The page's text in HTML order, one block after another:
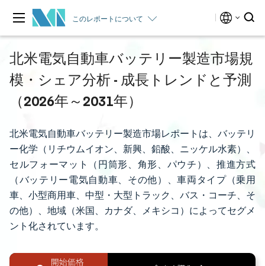
このレポートについて
北米電気自動車バッテリー製造市場規
模・シェア分析 - 成長トレンドと予測
（2026年～2031年）
北米電気自動車バッテリー製造市場レポートは、バッテリ
ー化学（リチウムイオン、新興、鉛酸、ニッケル水素）、
セルフォーマット（円筒形、角形、パウチ）、推進方式
（バッテリー電気自動車、その他）、車両タイプ（乗用
車、小型商用車、中型・大型トラック、バス・コーチ、そ
の他）、地域（米国、カナダ、メキシコ）によってセグメ
ント化されています。